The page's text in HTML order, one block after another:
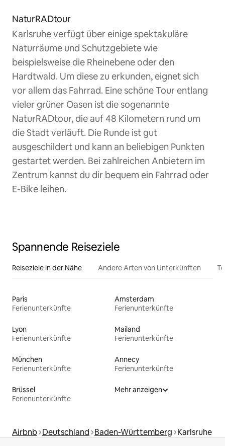
NaturRADtour
Karlsruhe verfügt über einige spektakuläre
Naturräume und Schutzgebiete wie
beispielsweise die Rheinebene oder den
Hardtwald. Um diese zu erkunden, eignet sich
vor allem das Fahrrad. Eine schöne Tour entlang
vieler grüner Oasen ist die sogenannte
NaturRADtour, die auf 48 Kilometern rund um
die Stadt verläuft. Die Runde ist gut
ausgeschildert und kann an beliebigen Punkten
gestartet werden. Bei zahlreichen Anbietern im
Zentrum kannst du dir bequem ein Fahrrad oder
E-Bike leihen.
Spannende Reiseziele
Reiseziele in der Nähe Andere Arten von Unterkünften
Paris
Ferienunterkünfte
Amsterdam
Ferienunterkünfte
Lyon
Ferienunterkünfte
Mailand
Ferienunterkünfte
München
Ferienunterkünfte
Annecy
Ferienunterkünfte
Brüssel
Ferienunterkünfte
Mehr anzeigen
Airbnb Deutschland Baden-Württemberg Karlsruhe